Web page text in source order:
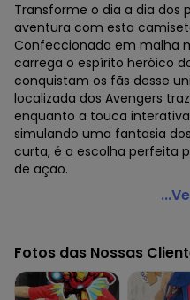
Transforme o dia a dia dos
aventura com esta
Confeccionada em malha
carrega o espírito heróico
conquistam os fãs desse
localizada dos Avengers
enquanto a touca
simulando uma fantasia
curta, é a escolha perfeita
de ação.
Brandili - Camiseta Inf.
Código do produto: 7602392
Modelagem: Ampla
Comprimento da Manga:
Fotos das Nossas